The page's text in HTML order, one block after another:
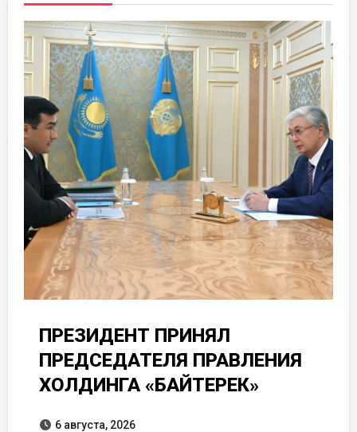
ПРЕЗИДЕНТ ПРИНЯЛ
ПРЕДСЕДАТЕЛЯ ПРАВЛЕНИЯ
ХОЛДИНГА «БАЙТЕРЕК»
6 августа, 2026